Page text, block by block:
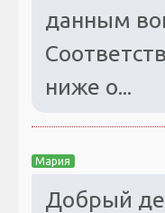
данным
ниже о...
Мария
Добрый